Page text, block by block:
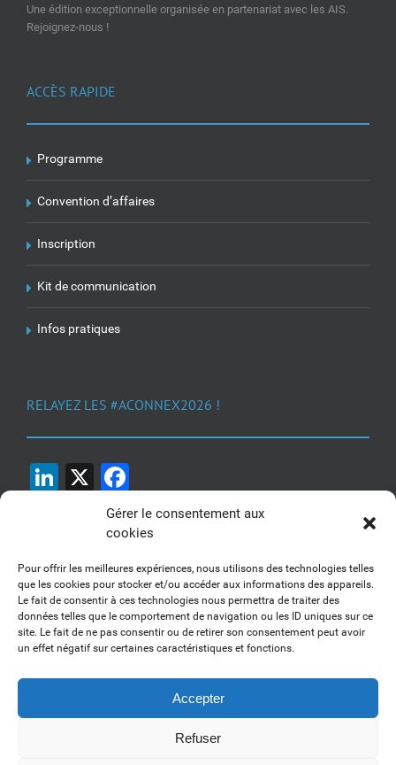
Gérer le consentement aux
cookies
Pour offrir les meilleures expériences, nous utilisons des technologies telles
que les cookies pour stocker et/ou accéder aux informations des appareils.
Le fait de consentir à ces technologies nous permettra de traiter des
données telles que le comportement de navigation ou les ID uniques sur ce
site. Le fait de ne pas consentir ou de retirer son consentement peut avoir
un effet négatif sur certaines caractéristiques et fonctions.
Accepter
Refuser
Une édition exceptionnelle organisée en partenariat avec les AIS.
Rejoignez-nous !
ACCÈS RAPIDE
Programme
Convention d’affaires
Inscription
Kit de communication
Infos pratiques
RELAYEZ LES #ACONNEX2026 !
LinkedIn
X
1, 2, 3... Buzzez !
Découvrez nos kits communication